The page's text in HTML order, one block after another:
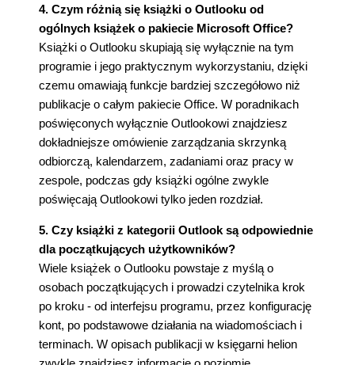
4. Czym różnią się książki o Outlooku od
ogólnych książek o pakiecie Microsoft Office?
Książki o Outlooku skupiają się wyłącznie na tym
programie i jego praktycznym wykorzystaniu, dzięki
czemu omawiają funkcje bardziej szczegółowo niż
publikacje o całym pakiecie Office. W poradnikach
poświęconych wyłącznie Outlookowi znajdziesz
dokładniejsze omówienie zarządzania skrzynką
odbiorczą, kalendarzem, zadaniami oraz pracy w
zespole, podczas gdy książki ogólne zwykle
poświęcają Outlookowi tylko jeden rozdział.
5. Czy książki z kategorii Outlook są odpowiednie
dla początkujących użytkowników?
Wiele książek o Outlooku powstaje z myślą o
osobach początkujących i prowadzi czytelnika krok
po kroku - od interfejsu programu, przez konfigurację
kont, po podstawowe działania na wiadomościach i
terminach. W opisach publikacji w księgarni helion